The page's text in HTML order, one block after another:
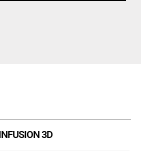
3D